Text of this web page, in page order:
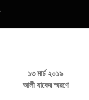
১৩ মার্চ ২০১৯
আলী যাকের স্মরণে